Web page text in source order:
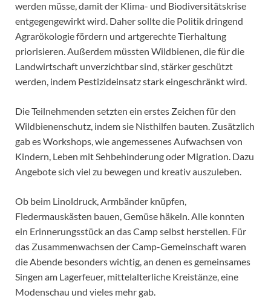
werden müsse, damit der Klima- und Biodiversitätskrise
entgegengewirkt wird. Daher sollte die Politik dringend
Agrarökologie fördern und artgerechte Tierhaltung
priorisieren. Außerdem müssten Wildbienen, die für die
Landwirtschaft unverzichtbar sind, stärker geschützt
werden, indem Pestizideinsatz stark eingeschränkt wird.
Die Teilnehmenden setzten ein erstes Zeichen für den
Wildbienenschutz, indem sie Nisthilfen bauten. Zusätzlich
gab es Workshops, wie angemessenes Aufwachsen von
Kindern, Leben mit Sehbehinderung oder Migration. Dazu
Angebote sich viel zu bewegen und kreativ auszuleben.
Ob beim Linoldruck, Armbänder knüpfen,
Fledermauskästen bauen, Gemüse häkeln. Alle konnten
ein Erinnerungsstück an das Camp selbst herstellen. Für
das Zusammenwachsen der Camp-Gemeinschaft waren
die Abende besonders wichtig, an denen es gemeinsames
Singen am Lagerfeuer, mittelalterliche Kreistänze, eine
Modenschau und vieles mehr gab.